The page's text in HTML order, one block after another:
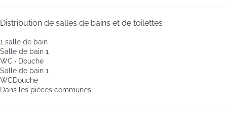
Distribution de salles de bains et de toilettes
1 salle de bain
Salle de bain 1
WC · Douche
Salle de bain 1
WCDouche
Dans les pièces communes